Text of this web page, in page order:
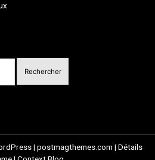
| postmagthemes.com | Détails